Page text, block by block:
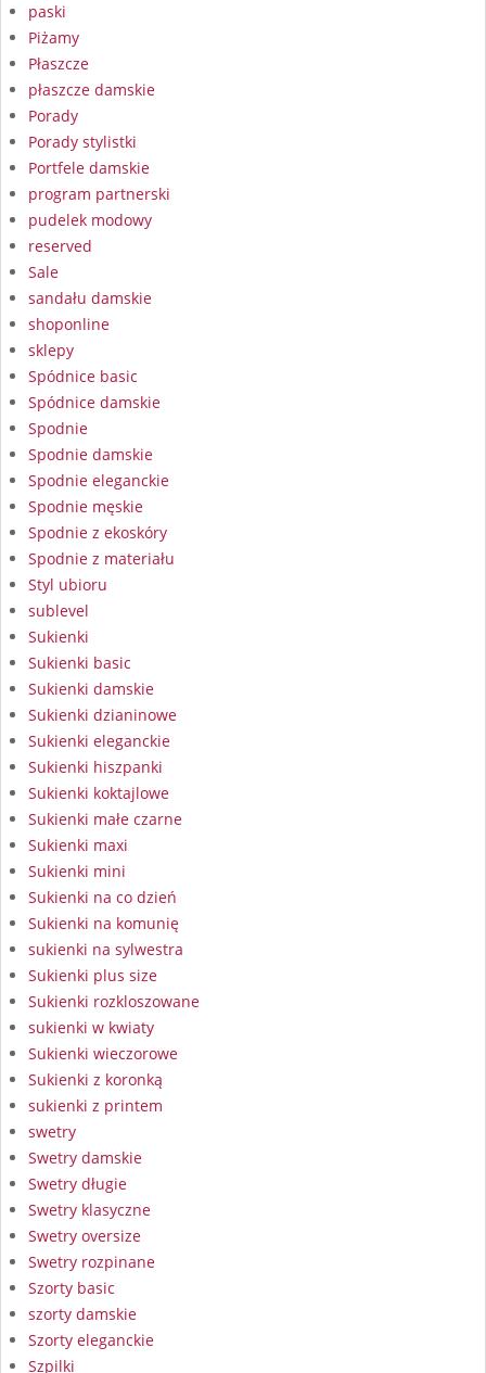
paski
Piżamy
Płaszcze
płaszcze damskie
Porady
Porady stylistki
Portfele damskie
program partnerski
pudelek modowy
reserved
Sale
sandału damskie
shoponline
sklepy
Spódnice basic
Spódnice damskie
Spodnie
Spodnie damskie
Spodnie eleganckie
Spodnie męskie
Spodnie z ekoskóry
Spodnie z materiału
Styl ubioru
sublevel
Sukienki
Sukienki basic
Sukienki damskie
Sukienki dzianinowe
Sukienki eleganckie
Sukienki hiszpanki
Sukienki koktajlowe
Sukienki małe czarne
Sukienki maxi
Sukienki mini
Sukienki na co dzień
Sukienki na komunię
sukienki na sylwestra
Sukienki plus size
Sukienki rozkloszowane
sukienki w kwiaty
Sukienki wieczorowe
Sukienki z koronką
sukienki z printem
swetry
Swetry damskie
Swetry długie
Swetry klasyczne
Swetry oversize
Swetry rozpinane
Szorty basic
szorty damskie
Szorty eleganckie
Szpilki